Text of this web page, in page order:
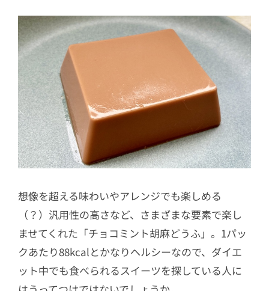
想像を超える味わいやアレンジでも楽しめる
（？）汎用性の高さなど、さまざまな要素で楽し
ませてくれた 「チョコミント胡麻どうふ」。1パッ
クあたり88kcalとかなりヘルシーなので、ダイエ
ット中でも食べられるスイーツを探している人に